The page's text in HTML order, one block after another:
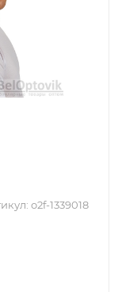
o2f-1339018